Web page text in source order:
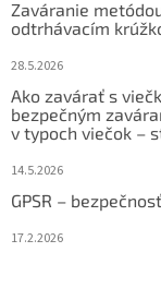
Zaváranie
odtrhávacím
28.5.2026
Ako zavárať s
bezpečným
v typoch viečok –
14.5.2026
GPSR –
17.2.2026